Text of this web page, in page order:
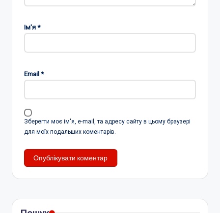
Ім'я*
Email*
Зберегти моє ім'я, e-mail, та адресу сайту в цьому браузері
для моїх подальших коментарів.